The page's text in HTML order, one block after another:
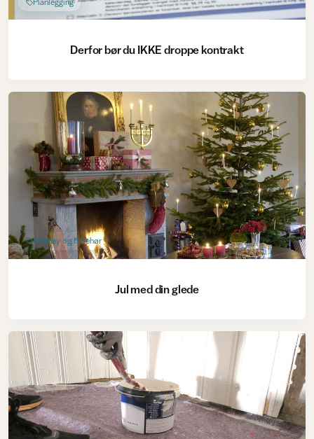
Derfor bør du IKKE droppe kontrakt
Verktøy og tilbehør
Jul med din glede